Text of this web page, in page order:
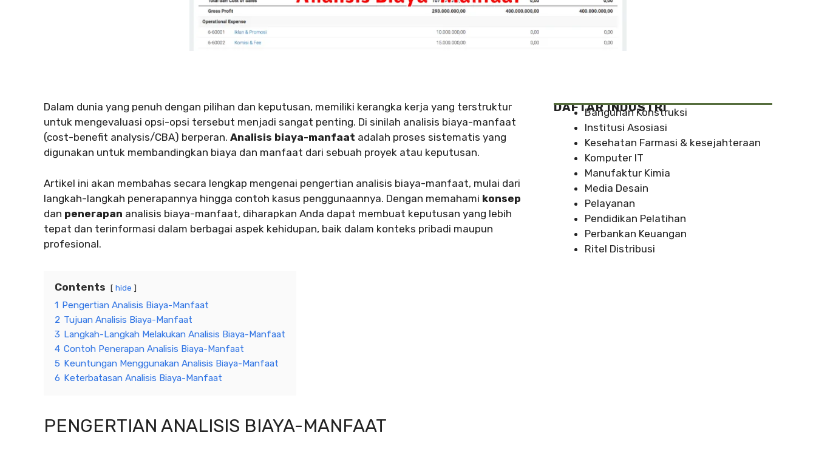
Dalam dunia yang penuh dengan pilihan dan keputusan, memiliki kerangka kerja yang terstruktur
untuk mengevaluasi opsi-opsi tersebut menjadi sangat penting. Di sinilah analisis biaya-manfaat
(cost-benefit analysis/CBA) berperan. Analisis biaya-manfaat adalah proses sistematis yang
digunakan untuk membandingkan biaya dan manfaat dari sebuah proyek atau keputusan.
Artikel ini akan membahas secara lengkap mengenai pengertian analisis biaya-manfaat, mulai dari
langkah-langkah penerapannya hingga contoh kasus penggunaannya. Dengan memahami konsep
dan penerapan analisis biaya-manfaat, diharapkan Anda dapat membuat keputusan yang lebih
tepat dan terinformasi dalam berbagai aspek kehidupan, baik dalam konteks pribadi maupun
profesional.
Contents hide
1 Pengertian Analisis Biaya-Manfaat
2 Tujuan Analisis Biaya-Manfaat
3 Langkah-Langkah Melakukan Analisis Biaya-Manfaat
4 Contoh Penerapan Analisis Biaya-Manfaat
5 Keuntungan Menggunakan Analisis Biaya-Manfaat
6 Keterbatasan Analisis Biaya-Manfaat
PENGERTIAN ANALISIS BIAYA-MANFAAT
DAFTAR INDUSTRI
Bangunan Konstruksi
Institusi Asosiasi
Kesehatan Farmasi & kesejahteraan
Komputer IT
Manufaktur Kimia
Media Desain
Pelayanan
Pendidikan Pelatihan
Perbankan Keuangan
Ritel Distribusi